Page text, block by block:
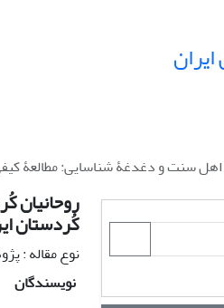
اهل سنت و دغدغۀ شناسایی: مطالعۀ
روحانیان
کُردستان
نوع مقاله :
نویسندگان